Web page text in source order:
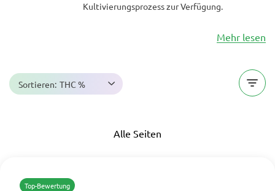
Kultivierungsprozess zur Verfügung.
Mehr lesen
Sortieren: THC %
Alle Seiten
Top-Bewertung